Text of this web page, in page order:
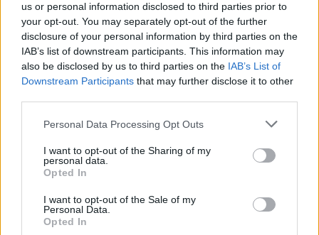
us or personal information disclosed to third parties prior to
your opt-out. You may separately opt-out of the further
disclosure of your personal information by third parties on the
IAB’s list of downstream participants. This information may
also be disclosed by us to third parties on the IAB’s List of
Downstream Participants that may further disclose it to other
Please note that this website/app uses one or more Google
not limited to your visit or usage behaviour. You may click to
grant or deny consent to Google and its third-party tags to
use your data for below specified purposes in below Google
consent section.
Personal Data Processing Opt Outs
I want to opt-out of the Sharing of my
personal data.
Opted In
I want to opt-out of the Sale of my
Personal Data.
Opted In
Ιεροσολύμων
Η ανακοίνωση τονίζει τη στήριξη από το Οικουμενικό
Πατριαρχείο, το Πατριαρχείο Βουλγαρίας, την Εκκλησία
Ελλάδος και Κύπρου και καυτηριάζει την σιωπή του Πατριάρχη
Ιεροσολύμων Θεόφιλου.
04.09.2025 12:43